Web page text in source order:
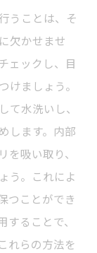
うことは、そ
欠かせませ
ェックし、目
けましょう。
て水洗いし、
します。内部
吸い取り、
う。これによ
つことができ
ることで、
れらの方法を